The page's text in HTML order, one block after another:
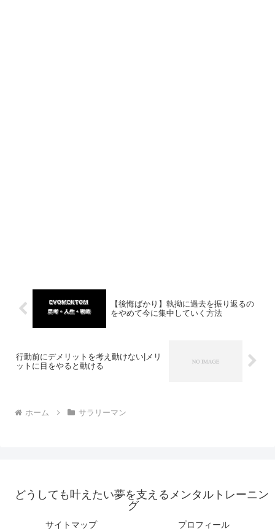
【後悔ばかり】執拗に過去を振り返るの
をやめて今に集中していく方法
行動前にデメリットを考え動けない|メリ
ットに目をやると動ける
ホーム サラリーマン
どうしても叶えたい夢を支えるメンタルトレーニン
グ
サイトマップ プロフィール